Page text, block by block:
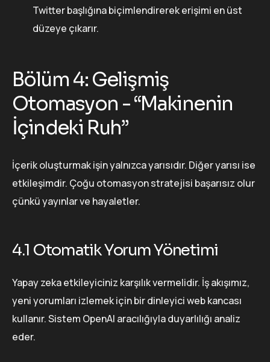
Twitter başlığına biçimlendirerek erişimi en üst
düzeye çıkarır.
Bölüm 4: Gelişmiş
Otomasyon - “Makinenin
İçindeki Ruh”
İçerik oluşturmak işin yalnızca yarısıdır. Diğer yarısı ise
etkileşimdir. Çoğu otomasyon stratejisi başarısız olur
çünkü yayınlar ve hayaletler.
4.1 Otomatik Yorum Yönetimi
Yapay zeka etkileyiciniz karşılık vermelidir. İş akışımız,
yeni yorumları izlemek için bir dinleyici web kancası
kullanır. Sistem OpenAI aracılığıyla duyarlılığı analiz
eder.